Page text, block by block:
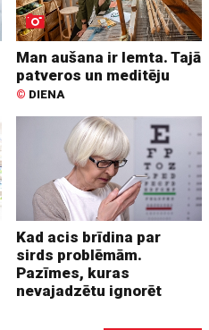
Man aušana ir lemta. Tajā
patveros un meditēju
© DIENA
Kad acis brīdina par
sirds problēmām.
Pazīmes, kuras
nevajadzētu ignorēt